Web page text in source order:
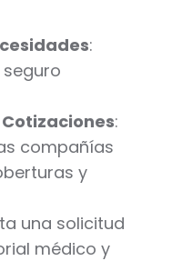
:
:
compañías
y
una solicitud
médico y